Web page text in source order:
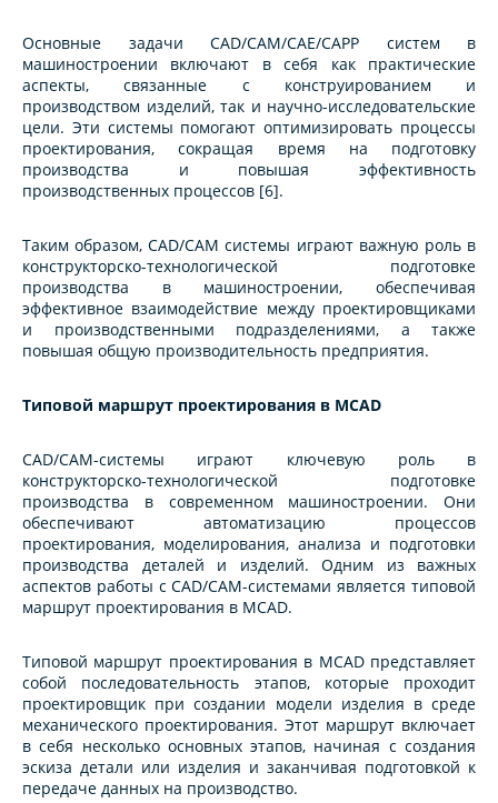
Основные задачи CAD/CAM/CAE/CAPP систем в
машиностроении включают в себя как практические
аспекты, связанные с конструированием и
производством изделий, так и научно-исследовательские
цели. Эти системы помогают оптимизировать процессы
проектирования, сокращая время на подготовку
производства и повышая эффективность
производственных процессов [6].
Таким образом, CAD/CAM системы играют важную роль в
конструкторско-технологической подготовке
производства в машиностроении, обеспечивая
эффективное взаимодействие между проектировщиками
и производственными подразделениями, а также
повышая общую производительность предприятия.
Типовой маршрут проектирования в MCAD
CAD/CAM-системы играют ключевую роль в
конструкторско-технологической подготовке
производства в современном машиностроении. Они
обеспечивают автоматизацию процессов
проектирования, моделирования, анализа и подготовки
производства деталей и изделий. Одним из важных
аспектов работы с CAD/CAM-системами является типовой
маршрут проектирования в MCAD.
Типовой маршрут проектирования в MCAD представляет
собой последовательность этапов, которые проходит
проектировщик при создании модели изделия в среде
механического проектирования. Этот маршрут включает
в себя несколько основных этапов, начиная с создания
эскиза детали или изделия и заканчивая подготовкой к
передаче данных на производство.